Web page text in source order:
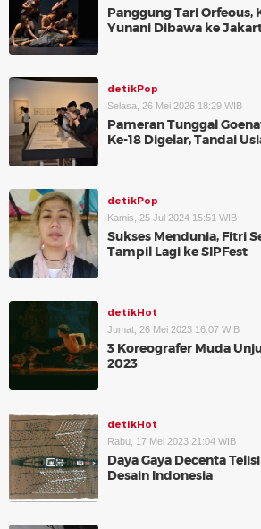
Panggung Tari Orfeous,
Yunani Dibawa ke
detikPop
Selasa, 26 Mei 2026 18:29 WIB
Pameran Tunggal
Ke-18 Digelar, Tandai
detikPop
Kamis, 25 Jul 2024 15:51 WIB
Sukses Mendunia, Fitri
Tampil Lagi ke SIPFest
detikHot
Jumat, 26 Mei 2023 16:07 WIB
3 Koreografer Muda
2023
detikHot
Rabu, 17 Mei 2023 21:04 WIB
Daya Gaya Decenta
Desain Indonesia